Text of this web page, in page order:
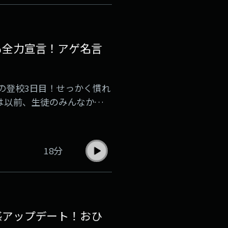
力宣言！アゲ名言
登校3日目！せっかく慣れ
以前、生徒のみんなから
ができます！#スクール
18分
ップデート！おひ